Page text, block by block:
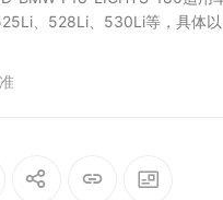
、528Li、530Li等，具体